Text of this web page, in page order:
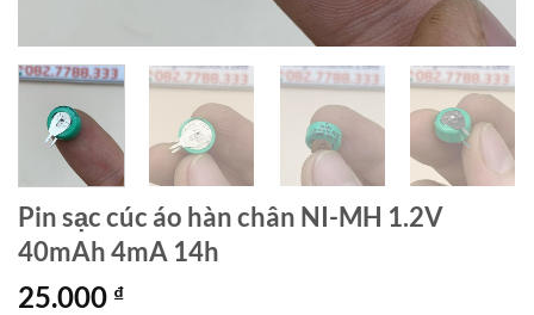
Pin sạc cúc áo hàn chân NI-MH 1.2V
40mAh 4mA 14h
25.000 ₫